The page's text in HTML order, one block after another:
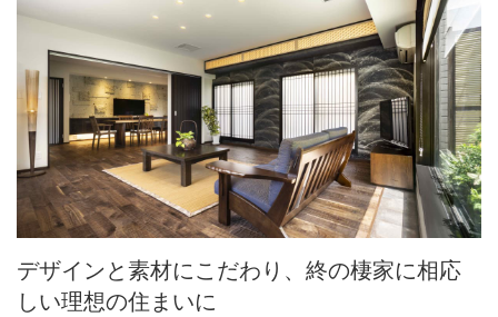
デザインと素材にこだわり、終の棲家に相応
しい理想の住まいに